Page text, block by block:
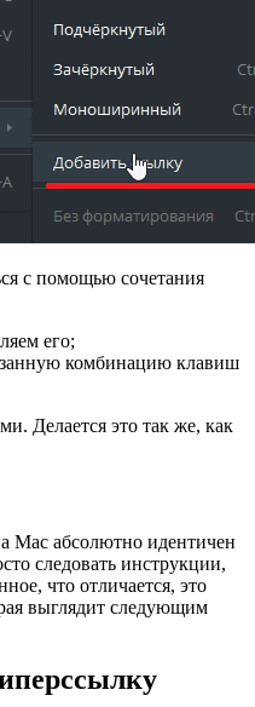
с помощью сочетания
его;
комбинацию клавиш
Делается это так же, как
Mac абсолютно идентичен
следовать инструкции,
что отличается, это
выглядит следующим